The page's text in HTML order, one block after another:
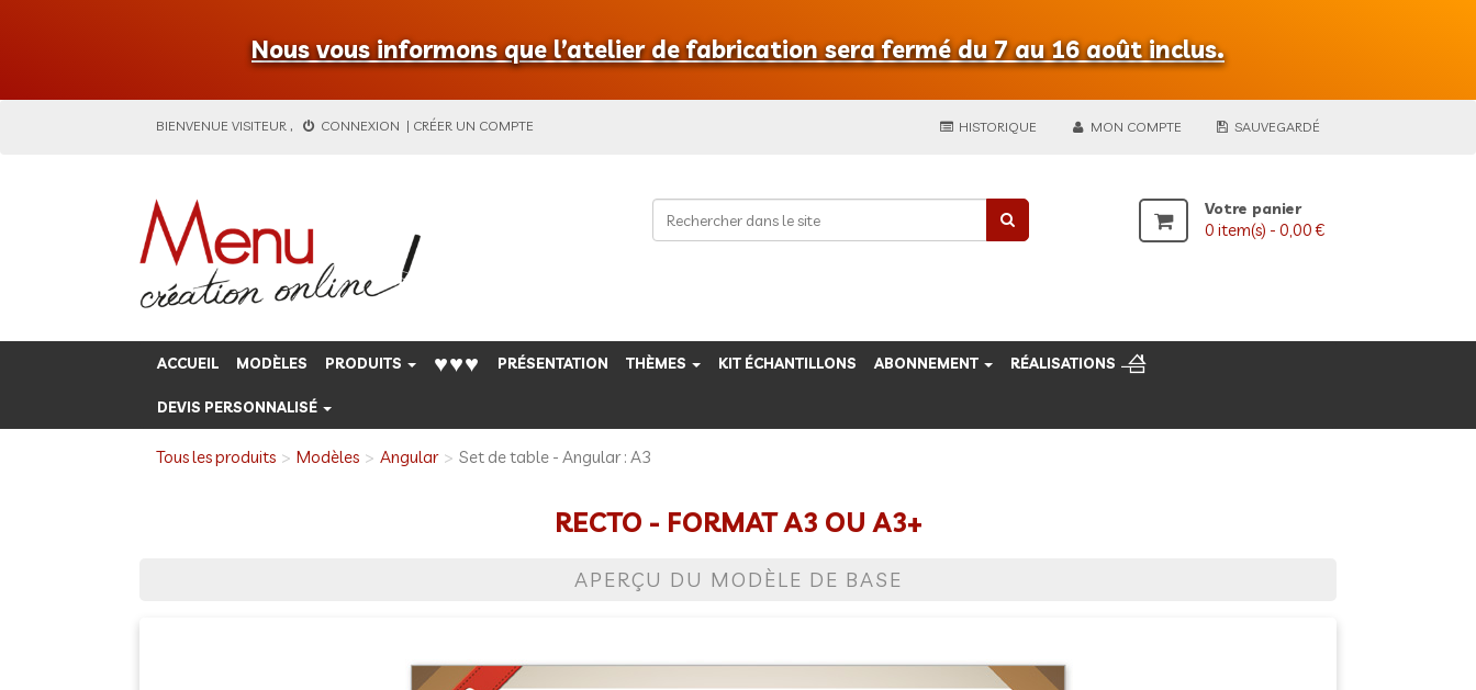
Nous vous informons que l’atelier de fabrication sera fermé du 7 au 16 août inclus.
BIENVENUE VISITEUR , CONNEXION | CRÉER UN COMPTE HISTORIQUE MON COMPTE SAUVEGARDÉ
Votre panier
0 item(s) - 0,00 €
ACCUEIL MODÈLES PRODUITS ♥♥♥ PRÉSENTATION THÈMES KIT ÉCHANTILLONS ABONNEMENT RÉALISATIONS
DEVIS PERSONNALISÉ
Tous les produits Modèles Angular Set de table - Angular : A3
RECTO - FORMAT A3 OU A3+
APERÇU DU MODÈLE DE BASE